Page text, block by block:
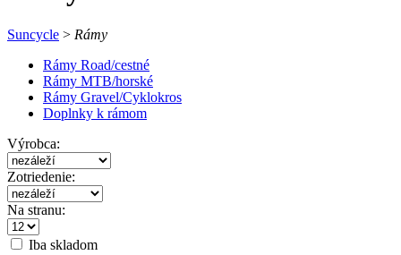
Suncycle > Rámy
Rámy Road/cestné
Rámy MTB/horské
Rámy Gravel/Cyklokros
Doplnky k rámom
Výrobca:
Zotriedenie:
Na stranu:
Iba skladom